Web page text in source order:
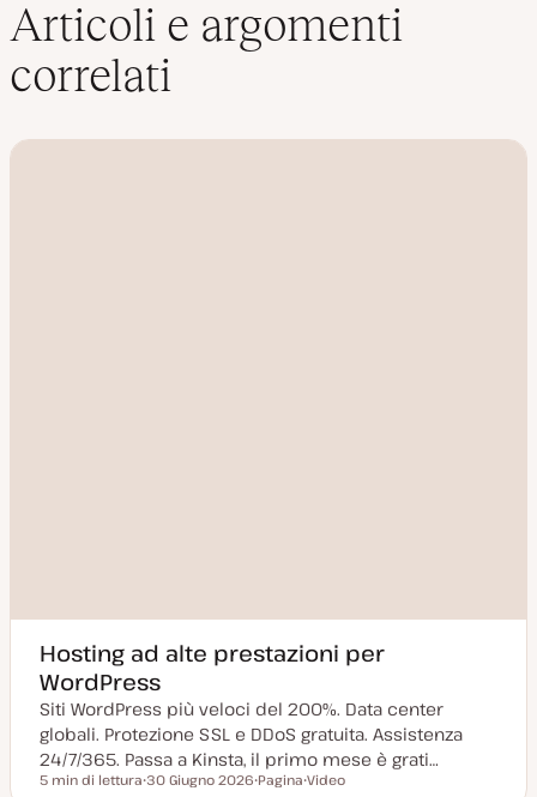
Articoli e argomenti
correlati
Hosting ad alte prestazioni per
WordPress
Siti WordPress più veloci del 200%. Data center
globali. Protezione SSL e DDoS gratuita. Assistenza
24/7/365. Passa a Kinsta, il primo mese è grati…
Tempo di lettura
5 min di lettura 30 Giugno 2026 Pagina Video